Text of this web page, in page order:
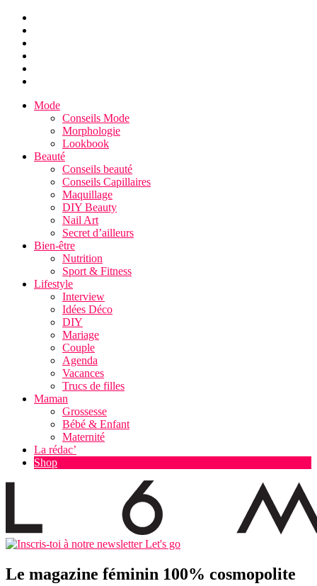
Mode
Conseils Mode
Morphologie
Lookbook
Beauté
Conseils beauté
Conseils Capillaires
Maquillage
DIY Beauty
Nail Art
Secret d’ailleurs
Bien-être
Nutrition
Sport & Fitness
Lifestyle
Interview
Idées Déco
DIY
Mariage
Couple
Agenda
Vacances
Trucs de filles
Maman
Grossesse
Bébé & Enfant
Maternité
La rédac’
Shop
Let's go
Le magazine féminin 100% cosmopolite